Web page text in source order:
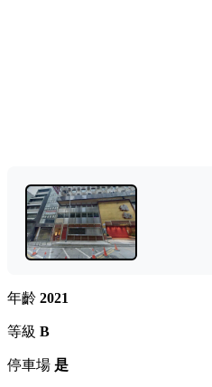
年齡 2021
等級 B
停車場 是